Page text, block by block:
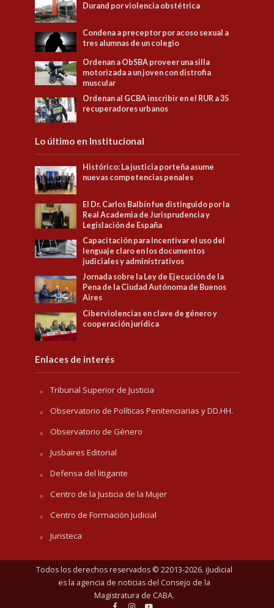
Durand por violencia obstétrica
Condena a preceptor por acoso sexual a
tres alumnas de un colegio
Ordenan a ObSBA proveer una silla
motorizada a un joven con distrofia
muscular
Ordenan al GCBA inscribir en el RUR a 35
recuperadores urbanos
Lo último en Institucional
Histórico: La justicia porteña asume
nuevas competencias penales
El Dr. Carlos Balbín fue distinguido por la
Real Academia de Jurisprudencia y
Legislación de España
Capacitación para Incentivar el uso del
lenguaje claro en los documentos
judiciales y administrativos
Jornada sobre la Ley de Ejecución de la
Pena de la Ciudad Autónoma de Buenos
Aires
Ciberviolencias en clave de género y
cooperación jurídica
Enlaces de interés
Tribunal Superior de Justicia
Observatorio de Políticas Penitenciarias y DD.HH.
Observatorio de Género
Jusbaires Editorial
Defensa del litigante
Centro de la Justicia de la Mujer
Centro de Formación Judicial
Juristeca
Todos los derechos reservados © 22013-2026. iJudicial
es la agencia de noticias del Consejo de la
Magistratura de CABA.